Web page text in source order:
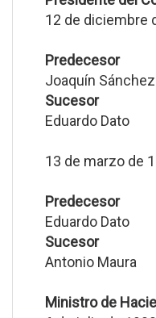
12 de diciembre
Predecesor
Joaquín
Sucesor
Eduardo Dato
13 de marzo de
Predecesor
Eduardo Dato
Sucesor
Antonio Maura
Ministro de